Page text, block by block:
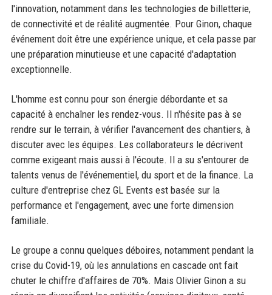
l'innovation, notamment dans les technologies de billetterie,
de connectivité et de réalité augmentée. Pour Ginon, chaque
événement doit être une expérience unique, et cela passe par
une préparation minutieuse et une capacité d'adaptation
exceptionnelle.
L'homme est connu pour son énergie débordante et sa
capacité à enchaîner les rendez-vous. Il n'hésite pas à se
rendre sur le terrain, à vérifier l'avancement des chantiers, à
discuter avec les équipes. Les collaborateurs le décrivent
comme exigeant mais aussi à l'écoute. Il a su s'entourer de
talents venus de l'événementiel, du sport et de la finance. La
culture d'entreprise chez GL Events est basée sur la
performance et l'engagement, avec une forte dimension
familiale.
Le groupe a connu quelques déboires, notamment pendant la
crise du Covid-19, où les annulations en cascade ont fait
chuter le chiffre d'affaires de 70%. Mais Olivier Ginon a su